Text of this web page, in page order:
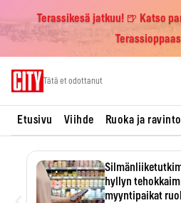
Terassikesä jatkuu! 🍺 Katso
Tätä et odottanut
Etusivu Viihde Ruoka ja
hyllyn
myyntipaikat